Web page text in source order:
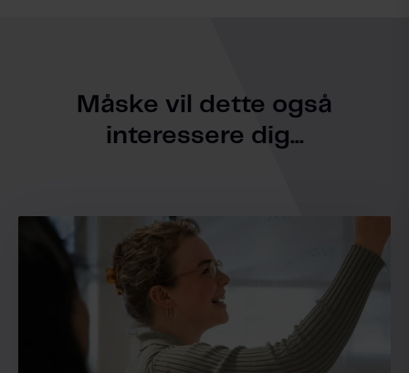
Måske vil dette også
interessere dig...